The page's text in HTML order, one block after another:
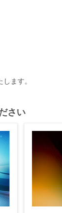
ます。
さい